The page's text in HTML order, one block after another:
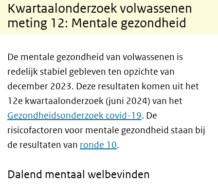
Kwartaalonderzoek volwassenen
meting 12: Mentale gezondheid
De mentale gezondheid van volwassenen is
redelijk stabiel gebleven ten opzichte van
december 2023. Deze resultaten komen uit het
12e kwartaalonderzoek (juni 2024) van het
Gezondheidsonderzoek covid-19. De
risicofactoren voor mentale gezondheid staan bij
de resultaten van ronde 10.
Dalend mentaal welbevinden